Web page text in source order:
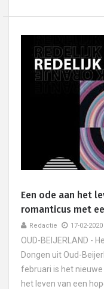
Een ode aan het
romanticus met
Redactie 17-02-2020
OUD-BEIJERLAND -
Dongen uit Oud-
februari is het nieuwe
het leven van een